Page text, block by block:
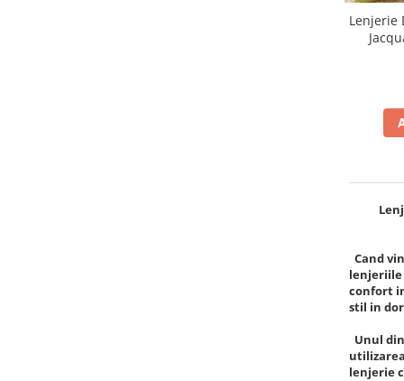
Lenjerie
Cand
lenjeriile
confort
stil in
Unul
lenjerie